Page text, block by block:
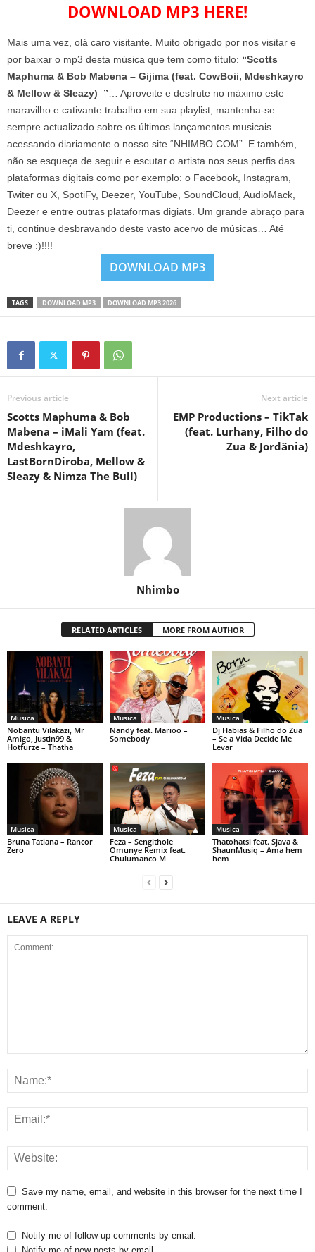
DOWNLOAD MP3 HERE!
Mais uma vez, olá caro visitante. Muito obrigado por nos visitar e
por baixar o mp3 desta música que tem como título: “Scotts
Maphuma & Bob Mabena – Gijima (feat. CowBoii, Mdeshkayro
& Mellow & Sleazy) ” … Aproveite e desfrute no máximo este
maravilho e cativante trabalho em sua playlist, mantenha-se
sempre actualizado sobre os últimos lançamentos musicais
acessando diariamente o nosso site “NHIMBO.COM”. E também,
não se esqueça de seguir e escutar o artista nos seus perfis das
plataformas digitais como por exemplo: o Facebook, Instagram,
Twiter ou X, SpotiFy, Deezer, YouTube, SoundCloud, AudioMack,
Deezer e entre outras plataformas digiats. Um grande abraço para
ti, continue desbravando deste vasto acervo de músicas… Até
breve :)!!!!
DOWNLOAD MP3
TAGS DOWNLOAD MP3 DOWNLOAD MP3 2026
Previous article
Scotts Maphuma & Bob
Mabena – iMali Yam (feat.
Mdeshkayro,
LastBornDiroba, Mellow &
Sleazy & Nimza The Bull)
Next article
EMP Productions – TikTak
(feat. Lurhany, Filho do
Zua & Jordânia)
Nhimbo
RELATED ARTICLES MORE FROM AUTHOR
Musica
Nobantu Vilakazi, Mr
Amigo, Justin99 &
Hotfurze – Thatha
Musica
Nandy feat. Marioo –
Somebody
Musica
Dj Habias & Filho do Zua
– Se a Vida Decide Me
Levar
Musica
Bruna Tatiana – Rancor
Zero
Musica
Feza – Sengithole
Omunye Remix feat.
Chulumanco M
Musica
Thatohatsi feat. Sjava &
ShaunMusiq – Ama hem
hem
LEAVE A REPLY
Save my name, email, and website in this browser for the next time I
comment.
Notify me of follow-up comments by email.